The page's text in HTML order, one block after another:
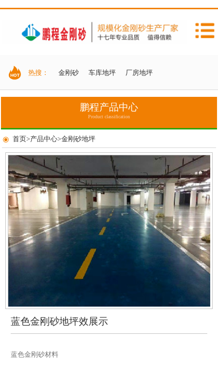
热搜： 金刚砂 车库地坪 厂房地坪
鹏程产品中心
Product classification
首页>产品中心>金刚砂地坪
蓝色金刚砂地坪效展示
蓝色金刚砂材料